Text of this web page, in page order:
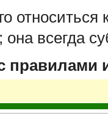
относиться
всегда
правилами